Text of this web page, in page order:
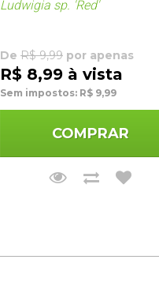
Ludwigia sp. 'Red'
De R$ 9,99 por apenas
R$ 8,99 à vista
Sem impostos: R$ 9,99
COMPRAR